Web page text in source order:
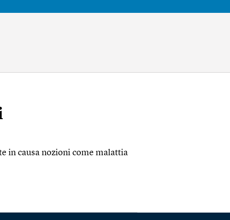
in causa nozioni come malattia